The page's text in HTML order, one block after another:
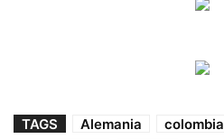
TAGS Alemania colombia